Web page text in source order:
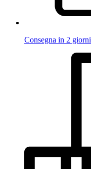
Consegna in 2 giorni